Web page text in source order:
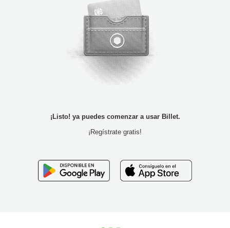
¡Listo! ya puedes comenzar a usar Billet.
¡Regístrate gratis!